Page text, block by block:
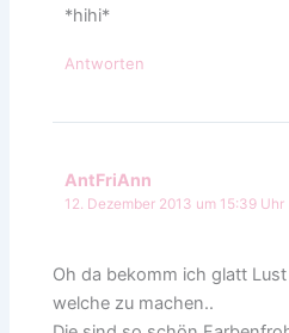
*hihi*
Antworten
AntFriAnn
12. Dezember 2013 um 15:39 Uhr
Oh da bekomm ich glatt
welche zu machen..